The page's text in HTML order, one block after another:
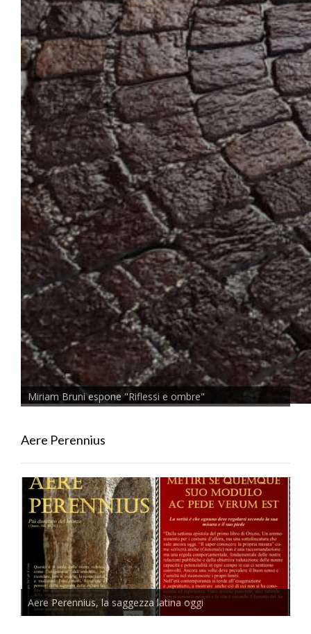
Miriam Bruni espone "Riflessi e ombre"
Aere Perennius
Aere Perennius, la saggezza latina oggi